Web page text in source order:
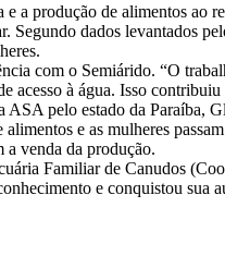
a produção de alimentos ao
Segundo dados levantados
com o Semiárido. “O
acesso à água. Isso contribuiu
ASA pelo estado da Paraíba,
e as mulheres
a venda da produção.
Familiar de Canudos
e conquistou sua